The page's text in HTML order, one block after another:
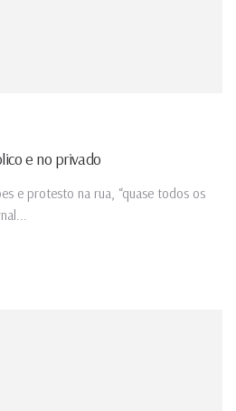
e no privado
e protesto na rua, “quase todos os